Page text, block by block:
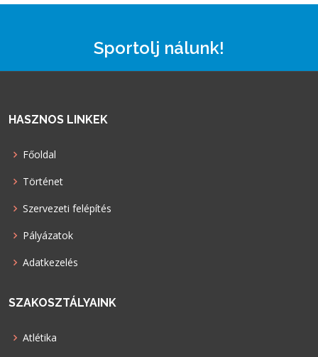
Sportolj nálunk!
HASZNOS LINKEK
Főoldal
Történet
Szervezeti felépítés
Pályázatok
Adatkezelés
SZAKOSZTÁLYAINK
Atlétika